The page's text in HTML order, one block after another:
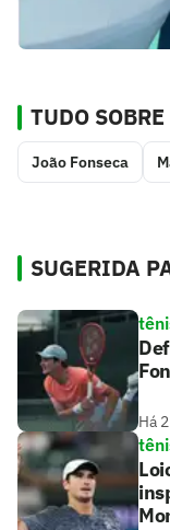
TUDO SOBRE
João Fonseca
SUGERIDA
Há